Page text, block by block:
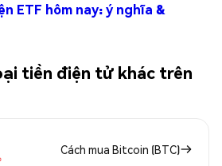
ETF hôm nay: ý nghĩa &
tiền điện tử khác trên
Cách mua Bitcoin (BTC)